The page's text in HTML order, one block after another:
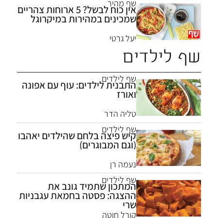
שף מהיר אין כוח לבשל? 5 ארוחות צהריים
שמכינים במהירות במיקרוגל
יעל גרטי
שף לילדים
שף לילדים
התבנית לילדים: עוף עם אפונה
ואורז
טליה הדר
שף לילדים
קיש פיצה בלחם שהילדים יאהבו
(וגם המבוגרים)
נעמה רן
שף לילדים
המתכון שתמיד גונב את
ההצגה: פסטה בחמאת עגבניות
שרי
קורל חוטה